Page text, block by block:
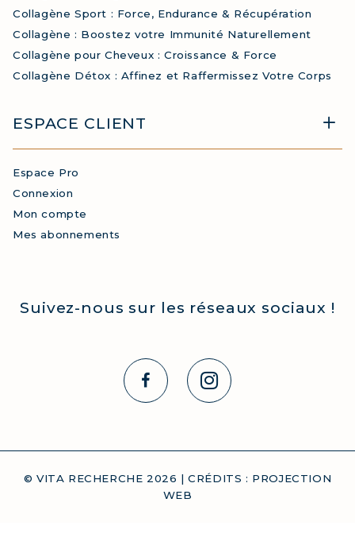
Collagène Sport : Force, Endurance & Récupération
Collagène : Boostez votre Immunité Naturellement
Collagène pour Cheveux : Croissance & Force
Collagène Détox : Affinez et Raffermissez Votre Corps
ESPACE CLIENT
Espace Pro
Connexion
Mon compte
Mes abonnements
Suivez-nous sur les réseaux sociaux !
© VITA RECHERCHE 2026 | CRÉDITS : PROJECTION
WEB